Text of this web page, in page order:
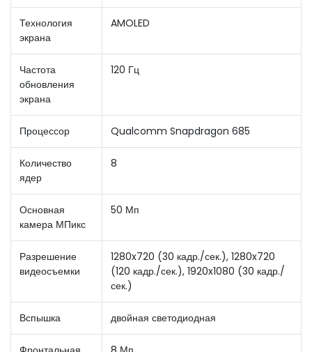
Технология
экрана
AMOLED
Частота
обновления
экрана
120 Гц
Процессор Qualcomm Snapdragon 685
Количество
ядер
8
Основная
камера МПикс
50 Мп
Разрешение
видеосъемки
1280x720 (30 кадр./сек.), 1280x720
(120 кадр./сек.), 1920x1080 (30 кадр./
сек.)
Вспышка двойная светодиодная